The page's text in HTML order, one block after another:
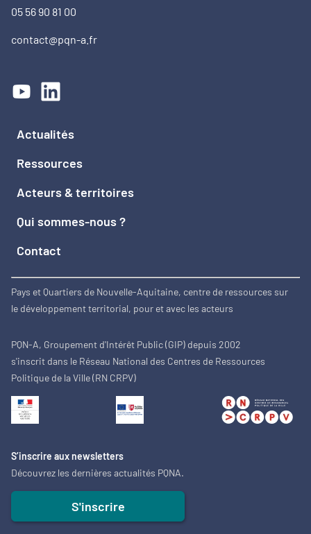
05 56 90 81 00
contact@pqn-a.fr
Actualités
Ressources
Acteurs & territoires
Qui sommes-nous ?
Contact
Pays et Quartiers de Nouvelle-Aquitaine, centre de ressources sur
le développement territorial, pour et avec les acteurs
PQN-A, Groupement d'Intérêt Public (GIP) depuis 2002
s'inscrit dans le Réseau National des Centres de Ressources
Politique de la Ville (RN CRPV)
S’inscrire aux newsletters
Découvrez les dernières actualités PQNA.
S'inscrire